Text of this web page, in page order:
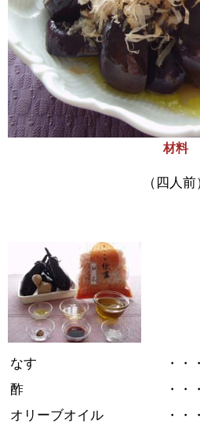
材料
（四人前
なす ・・
酢
・・
オリーブオイル
・・